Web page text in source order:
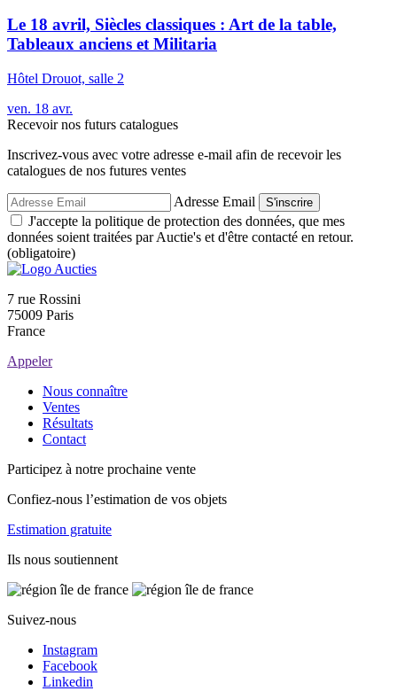
Le 18 avril, Siècles classiques : Art de la table,
Tableaux anciens et Militaria
Hôtel Drouot, salle 2
ven. 18 avr.
Recevoir nos futurs catalogues
Inscrivez-vous avec votre adresse e-mail afin de recevoir les
catalogues de nos futures ventes
Adresse Email S'inscrire
J'accepte la politique de protection des données, que mes
données soient traitées par Auctie's et d'être contacté en retour.
(obligatoire)
7 rue Rossini
75009 Paris
France
Appeler
Nous connaître
Ventes
Résultats
Contact
Participez à notre prochaine vente
Confiez-nous l’estimation de vos objets
Estimation gratuite
Ils nous soutiennent
Suivez-nous
Instagram
Facebook
Linkedin